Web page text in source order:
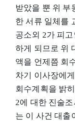
받았을 뿐 위 부
한 서류 일체를
공소외 2가 피
하게 되므로 위
액을 언제쯤 회
차기 이사장에
회수계획을 밝
2에 대한 진술
는 이 사건 대출